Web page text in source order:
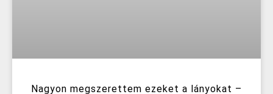
Nagyon megszerettem ezeket a lányokat –